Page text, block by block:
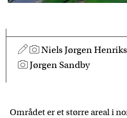
Niels Jørgen
Jørgen Sandby
Området er et større areal i